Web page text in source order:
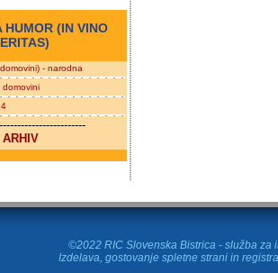
HUMOR (IN VINO
- narodna
domovini
ARHIV
©2022 RIC Slovenska Bistrica - služba za
Izdelava, gostovanje spletne strani in